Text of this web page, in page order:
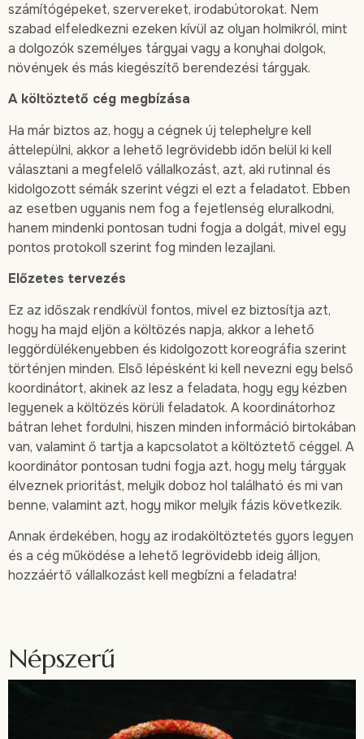
számítógépeket, szervereket, irodabútorokat. Nem
szabad elfeledkezni ezeken kívül az olyan holmikról, mint
a dolgozók személyes tárgyai vagy a konyhai dolgok,
növények és más kiegészítő berendezési tárgyak.
A költöztető cég megbízása
Ha már biztos az, hogy a cégnek új telephelyre kell
áttelepülni, akkor a lehető legrövidebb időn belül ki kell
választani a megfelelő vállalkozást, azt, aki rutinnal és
kidolgozott sémák szerint végzi el ezt a feladatot. Ebben
az esetben ugyanis nem fog a fejetlenség eluralkodni,
hanem mindenki pontosan tudni fogja a dolgát, mivel egy
pontos protokoll szerint fog minden lezajlani.
Előzetes tervezés
Ez az időszak rendkívül fontos, mivel ez biztosítja azt,
hogy ha majd eljön a költözés napja, akkor a lehető
leggördülékenyebben és kidolgozott koreográfia szerint
történjen minden. Első lépésként ki kell nevezni egy belső
koordinátort, akinek az lesz a feladata, hogy egy kézben
legyenek a költözés körüli feladatok. A koordinátorhoz
bátran lehet fordulni, hiszen minden információ birtokában
van, valamint ő tartja a kapcsolatot a költöztető céggel. A
koordinátor pontosan tudni fogja azt, hogy mely tárgyak
élveznek prioritást, melyik doboz hol található és mi van
benne, valamint azt, hogy mikor melyik fázis következik.
Annak érdekében, hogy az irodaköltöztetés gyors legyen
és a cég működése a lehető legrövidebb ideig álljon,
hozzáértő vállalkozást kell megbízni a feladatra!
Népszerű